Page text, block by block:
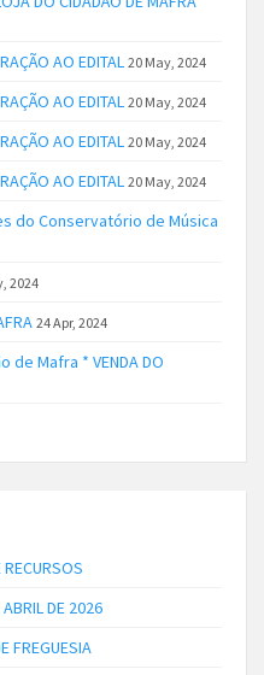
AO EDITAL20 May, 2024
AO EDITAL20 May, 2024
AO EDITAL20 May, 2024
AO EDITAL20 May, 2024
do Conservatório de Música
2024
24 Apr, 2024
de Mafra * VENDA DO
DE 2026
FREGUESIA